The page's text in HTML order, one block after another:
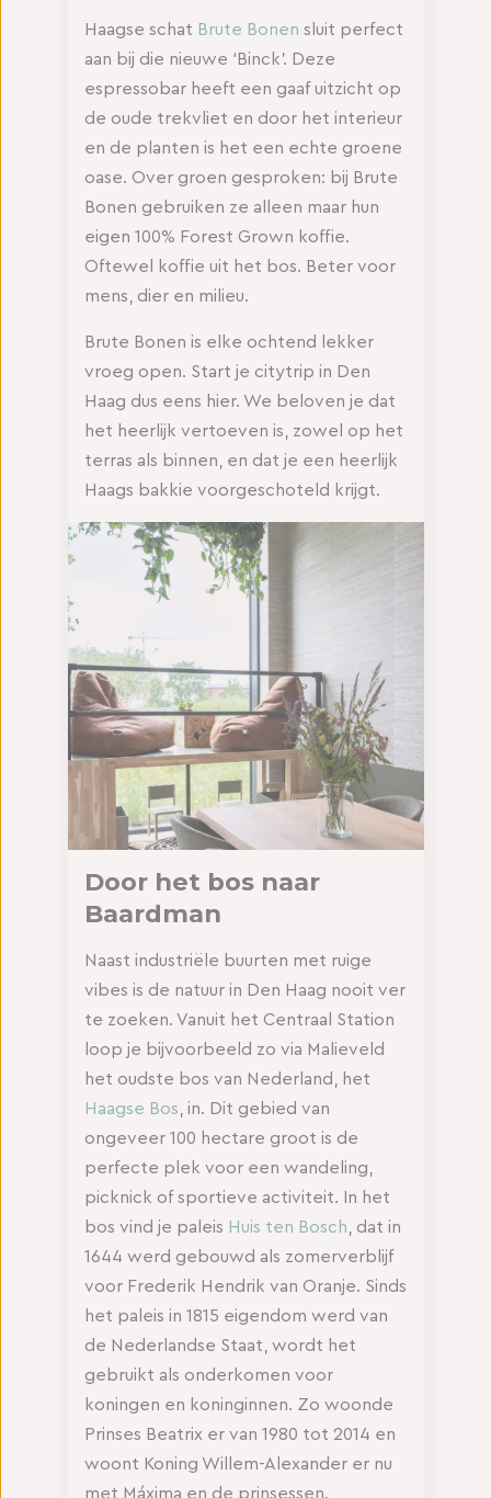
Haagse schat Brute Bonen sluit perfect
aan bij die nieuwe ‘Binck’. Deze
espressobar heeft een gaaf uitzicht op
de oude trekvliet en door het interieur
en de planten is het een echte groene
oase. Over groen gesproken: bij Brute
Bonen gebruiken ze alleen maar hun
eigen 100% Forest Grown koffie.
Oftewel koffie uit het bos. Beter voor
mens, dier en milieu.
Brute Bonen is elke ochtend lekker
vroeg open. Start je citytrip in Den
Haag dus eens hier. We beloven je dat
het heerlijk vertoeven is, zowel op het
terras als binnen, en dat je een heerlijk
Haags bakkie voorgeschoteld krijgt.
Door het bos naar
Baardman
Naast industriële buurten met ruige
vibes is de natuur in Den Haag nooit ver
te zoeken. Vanuit het Centraal Station
loop je bijvoorbeeld zo via Malieveld
het oudste bos van Nederland, het
Haagse Bos , in. Dit gebied van
ongeveer 100 hectare groot is de
perfecte plek voor een wandeling,
picknick of sportieve activiteit. In het
bos vind je paleis Huis ten Bosch , dat in
1644 werd gebouwd als zomerverblijf
voor Frederik Hendrik van Oranje. Sinds
het paleis in 1815 eigendom werd van
de Nederlandse Staat, wordt het
gebruikt als onderkomen voor
koningen en koninginnen. Zo woonde
Prinses Beatrix er van 1980 tot 2014 en
woont Koning Willem-Alexander er nu
met Máxima en de prinsessen.